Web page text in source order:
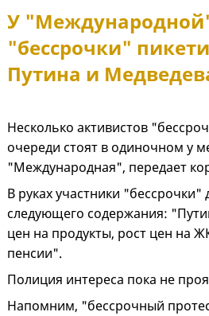
У
"бессрочки"
Путина и
Несколько активистов
очереди стоят в одиночном у
"Международная", передает
В руках участники "бессрочки"
следующего содержания:
цен на продукты, рост цен на
пенсии".
Полиция интереса пока не
Напомним, "бессрочный